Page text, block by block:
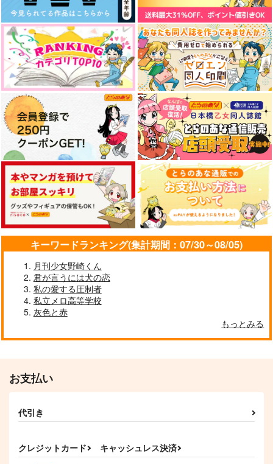
キーワードランキング(集計期間：07/30～08/05)
月刊少女野崎くん
君が言うには犬の恋
私の愛する圧制者
私立メロ高等学校
灰色と赤
もっとみる
お支払い
代引き
クレジットカード キャッシュレス決済